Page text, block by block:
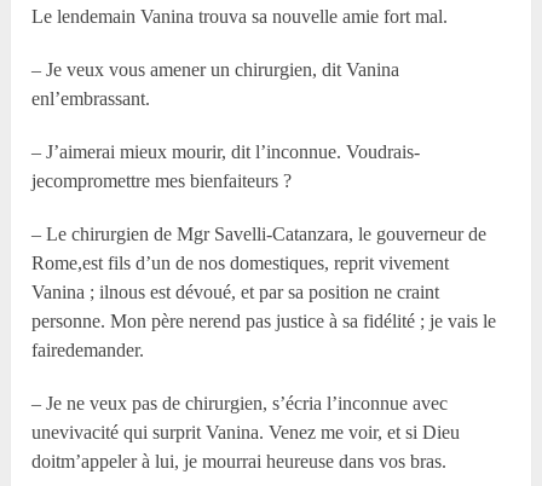
Le lendemain Vanina trouva sa nouvelle amie fort mal.
– Je veux vous amener un chirurgien, dit Vanina
enl’embrassant.
– J’aimerai mieux mourir, dit l’inconnue. Voudrais-
jecompromettre mes bienfaiteurs ?
– Le chirurgien de Mgr Savelli-Catanzara, le gouverneur de
Rome,est fils d’un de nos domestiques, reprit vivement
Vanina ; ilnous est dévoué, et par sa position ne craint
personne. Mon père nerend pas justice à sa fidélité ; je vais le
fairedemander.
– Je ne veux pas de chirurgien, s’écria l’inconnue avec
unevivacité qui surprit Vanina. Venez me voir, et si Dieu
doitm’appeler à lui, je mourrai heureuse dans vos bras.